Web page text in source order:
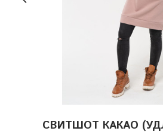
СВИТШОТ КАКАО